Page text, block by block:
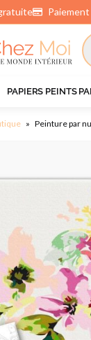
PAPIERS PEINTS
» Peinture par